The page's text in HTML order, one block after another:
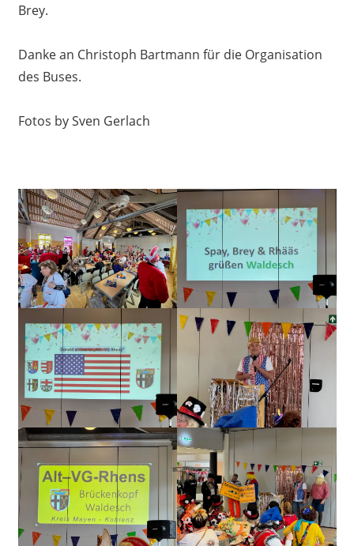
Brey.
Danke an Christoph Bartmann für die Organisation
des Buses.
Fotos by Sven Gerlach